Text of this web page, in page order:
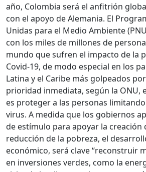
año, Colombia será el anfitrión
con el apoyo de Alemania. El
Unidas para el Medio Ambiente
con los miles de millones de
mundo que sufren el impacto de la
Covid-19, de modo especial en los
Latina y el Caribe más golpeados
prioridad inmediata, según la ONU,
es proteger a las personas
virus. A medida que los gobiernos
de estímulo para apoyar la creación
reducción de la pobreza, el
económico, será clave “reconstruir
en inversiones verdes, como la